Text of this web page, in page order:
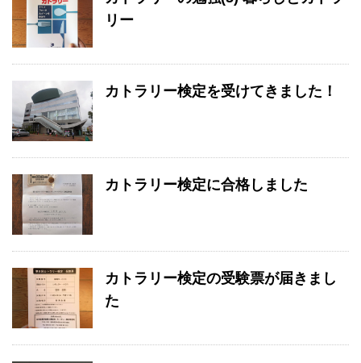
リー
カトラリー検定を受けてきました！
カトラリー検定に合格しました
カトラリー検定の受験票が届きまし
た